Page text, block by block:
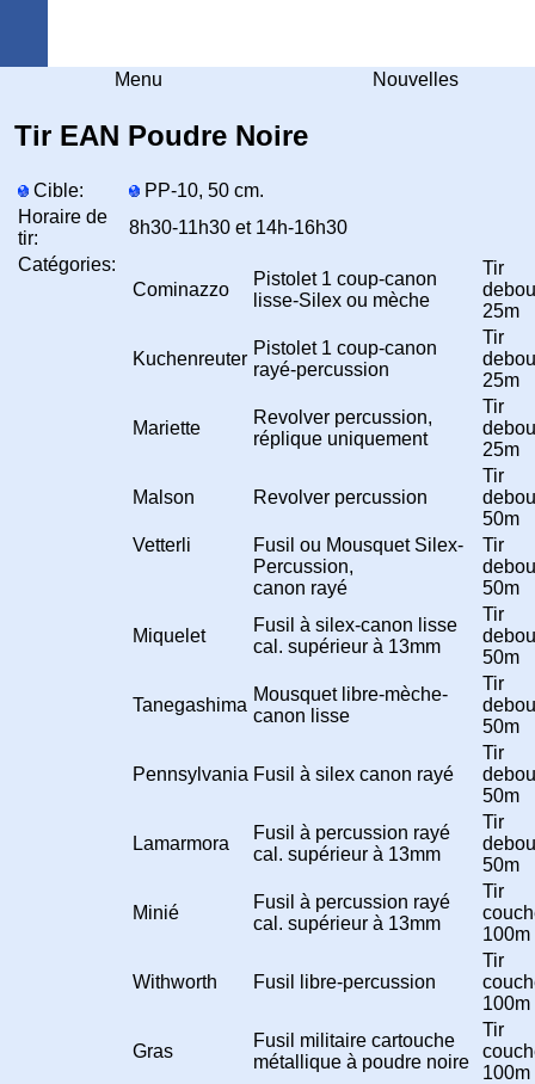
Menu Nouvelles
Tir EAN Poudre Noire
Cible:
PP-10, 50 cm.
Horaire de
tir:
8h30-11h30 et 14h-16h30
Catégories:
Cominazzo
Pistolet 1 coup-canon
lisse-Silex ou mèche
Tir
25m
Kuchenreuter
Pistolet 1 coup-canon
rayé-percussion
Tir
25m
Mariette
Revolver percussion,
réplique uniquement
Tir
25m
Malson Revolver percussion
Tir
50m
Vetterli
Fusil ou Mousquet Silex-
Percussion,
canon rayé
Tir
50m
Miquelet
Fusil à silex-canon lisse
cal. supérieur à 13mm
Tir
50m
Tanegashima
Mousquet libre-mèche-
canon lisse
Tir
50m
Pennsylvania Fusil à silex canon rayé
Tir
50m
Lamarmora
Fusil à percussion rayé
cal. supérieur à 13mm
Tir
50m
Minié
Fusil à percussion rayé
cal. supérieur à 13mm
Tir
100m
Withworth Fusil libre-percussion
Tir
100m
Gras
Fusil militaire cartouche
métallique à poudre noire
Tir
100m